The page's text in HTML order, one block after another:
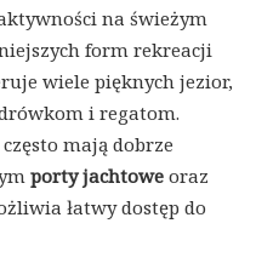
na świeżym
form rekreacji
wiele pięknych jezior,
i regatom.
mają dobrze
porty jachtowe oraz
łatwy dostęp do